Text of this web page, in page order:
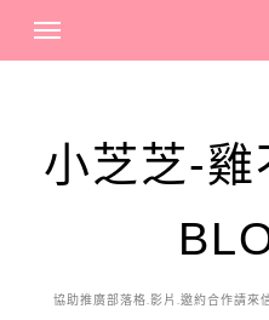
小芝芝-雞
協助推廣部落格.影片.邀約合作請來